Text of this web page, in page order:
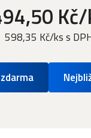
598,35 Kč/ks s